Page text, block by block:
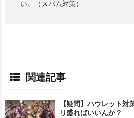
い。（スパム対策）
関連記事
【疑問】ハウレット対
リ盛ればいいんか？